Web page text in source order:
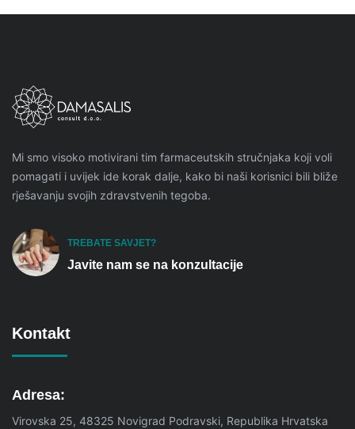
Mi smo visoko motivirani tim farmaceutskih stručnjaka koji voli
pomagati i uvijek ide korak dalje, kako bi naši korisnici bili bliže
rješavanju svojih zdravstvenih tegoba.
TREBATE SAVJET?
Javite nam se na konzultacije
Kontakt
Adresa:
Virovska 25, 48325 Novigrad Podravski, Republika Hrvatska